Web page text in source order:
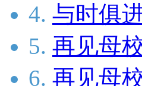
4. 与时俱
5. 再见母
6. 再见母